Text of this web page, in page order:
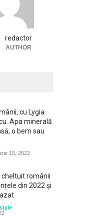
redactor
AUTHOR
cu Lygia
Apa minerală
o bem sau
15, 2022
cheltuit românii
din 2022 și